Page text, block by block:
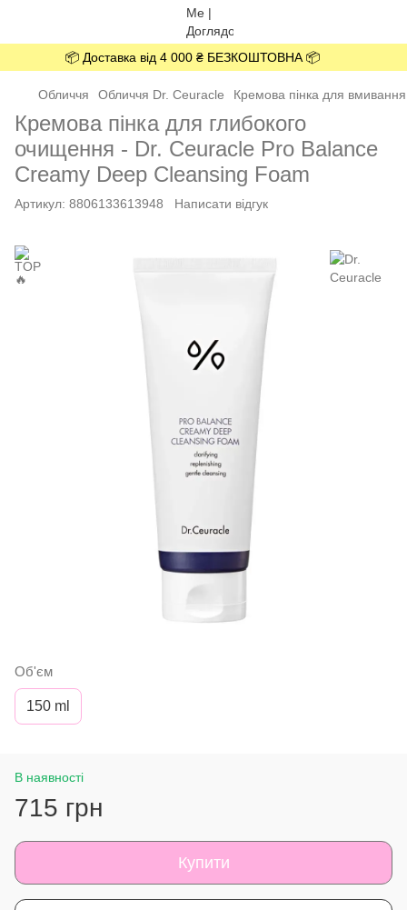
📦 Доставка від 4 000 ₴ БЕЗКОШТОВНА 📦
Обличчя Обличчя Dr. Ceuracle Кремова пінка для
Кремова пінка для глибокого
очищення - Dr. Ceuracle Pro Balance
Creamy Deep Cleansing Foam
Артикул: 8806133613948 Написати відгук
Об'єм
150 ml
В наявності
715 грн
Купити